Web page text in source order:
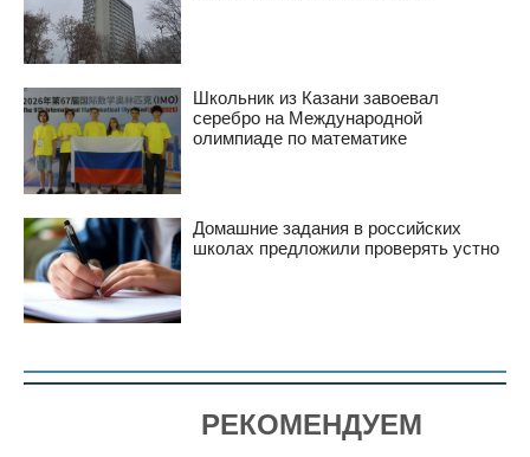
Школьник из Казани завоевал
серебро на Международной
олимпиаде по математике
Домашние задания в российских
школах предложили проверять устно
РЕКОМЕНДУЕМ